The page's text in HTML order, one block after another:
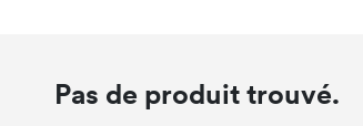
Pas de produit trouvé.